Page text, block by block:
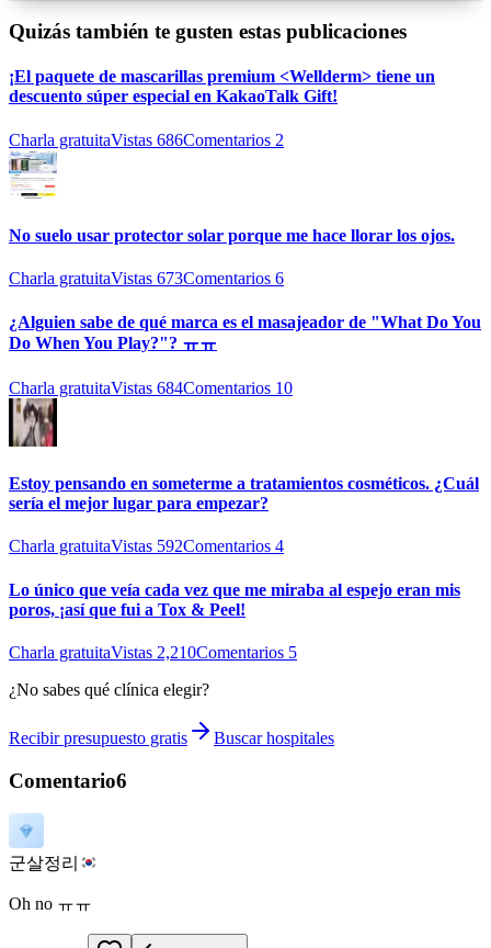
Quizás también te gusten estas publicaciones
¡El paquete de mascarillas premium <Wellderm> tiene un
descuento súper especial en KakaoTalk Gift!
Charla gratuitaVistas 686Comentarios 2
No suelo usar protector solar porque me hace llorar los ojos.
Charla gratuitaVistas 673Comentarios 6
¿Alguien sabe de qué marca es el masajeador de "What Do You
Do When You Play?"? ㅠㅠ
Charla gratuitaVistas 684Comentarios 10
Estoy pensando en someterme a tratamientos cosméticos. ¿Cuál
sería el mejor lugar para empezar?
Charla gratuitaVistas 592Comentarios 4
Lo único que veía cada vez que me miraba al espejo eran mis
poros, ¡así que fui a Tox & Peel!
Charla gratuitaVistas 2,210Comentarios 5
¿No sabes qué clínica elegir?
Recibir presupuesto gratis Buscar hospitales
Comentario6
군살정리
Oh no ㅠㅠ